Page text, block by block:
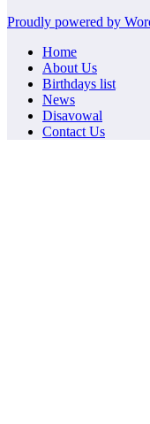
Proudly powered by
Home
About Us
Birthdays list
News
Disavowal
Contact Us